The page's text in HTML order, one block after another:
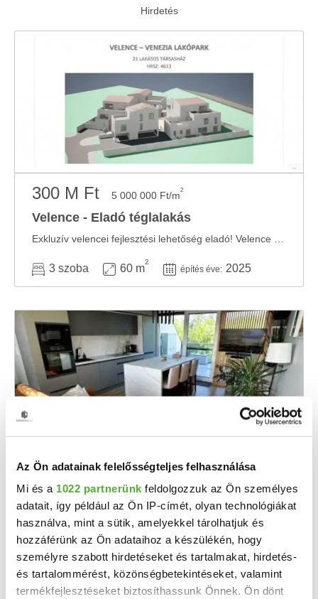
Az Ön adatainak felelősségteljes felhasználása
Mi és a 1022 partnerünk feldolgozzuk az Ön személyes
adatait, így például az Ön IP-címét, olyan technológiákat
használva, mint a sütik, amelyekkel tárolhatjuk és
hozzáférünk az Ön adataihoz a készülékén, hogy
személyre szabott hirdetéseket és tartalmakat, hirdetés-
és tartalommérést, közönségbetekintéseket, valamint
termékfejlesztéseket biztosíthassunk Önnek. Ön dönt
300 M Ft 5 000 000 Ft/m2
Velence - Eladó téglalakás
3 szoba 60 m
2
építés éve: 2025
83 M Ft 1 693 878 Ft/m2
Velence - Eladó téglalakás
2 szoba 49 m
2
2021